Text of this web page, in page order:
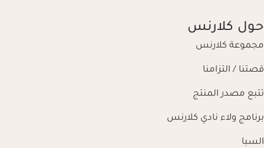
حول كلارنس
مجموعة كلارنس
قصتنا / التزامنا
تتبع مصدر المنتج
برنامج ولاء نادي كلارنس
السبا